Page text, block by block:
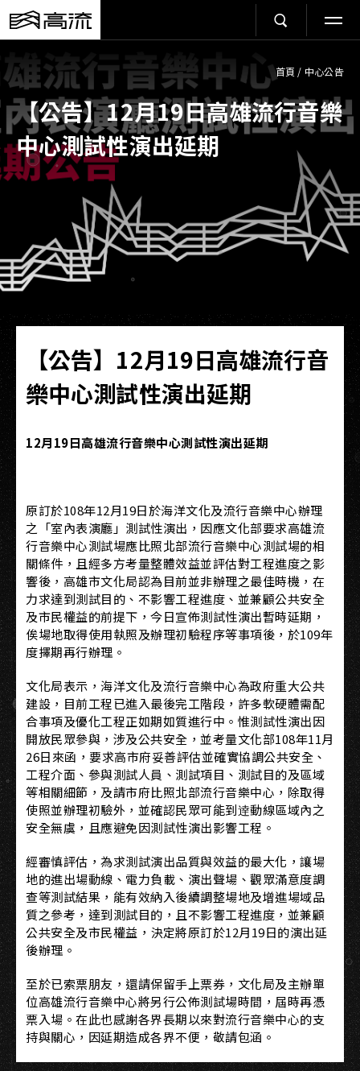
首頁 / 中心公告
【公告】12月19日高雄流行音樂
中心測試性演出延期
【公告】12月19日高雄流行音
樂中心測試性演出延期
12月19日高雄流行音樂中心測試性演出延期
原訂於108年12月19日於海洋文化及流行音樂中心辦理
之「室內表演廳」測試性演出，因應文化部要求高雄流
行音樂中心測試場應比照北部流行音樂中心測試場的相
關條件，且經多方考量整體效益並評估對工程進度之影
響後，高雄市文化局認為目前並非辦理之最佳時機，在
力求達到測試目的、不影響工程進度、並兼顧公共安全
及市民權益的前提下，今日宣佈測試性演出暫時延期，
俟場地取得使用執照及辦理初驗程序等事項後，於109年
度擇期再行辦理。
文化局表示，海洋文化及流行音樂中心為政府重大公共
建設，目前工程已進入最後完工階段，許多軟硬體需配
合事項及優化工程正如期如質進行中。惟測試性演出因
開放民眾參與，涉及公共安全，並考量文化部108年11月
26日來函，要求高市府妥善評估並確實協調公共安全、
工程介面、參與測試人員、測試項目、測試目的及區域
等相關細節，及請市府比照北部流行音樂中心，除取得
使照並辦理初驗外，並確認民眾可能到逹動線區域內之
安全無虞，且應避免因測試性演出影響工程。
經審慎評估，為求測試演出品質與效益的最大化，讓場
地的進出場動線、電力負載、演出聲場、觀眾滿意度調
查等測試結果，能有效納入後續調整場地及增進場域品
質之參考，達到測試目的，且不影響工程進度，並兼顧
公共安全及市民權益，決定將原訂於12月19日的演出延
後辦理。
至於已索票朋友，還請保留手上票券，文化局及主辦單
位高雄流行音樂中心將另行公佈測試場時間，屆時再憑
票入場。在此也感謝各界長期以來對流行音樂中心的支
持與關心，因延期造成各界不便，敬請包涵。